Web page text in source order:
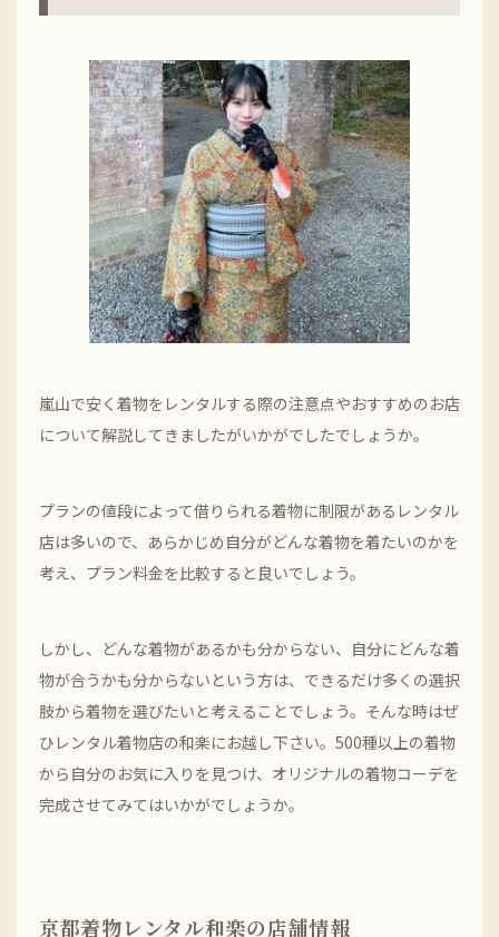
嵐山で安く着物をレンタルする際の注意点やおすすめのお店
について解説してきましたがいかがでしたでしょうか。
プランの値段によって借りられる着物に制限があるレンタル
店は多いので、あらかじめ自分がどんな着物を着たいのかを
考え、プラン料金を比較すると良いでしょう。
しかし、どんな着物があるかも分からない、自分にどんな着
物が合うかも分からないという方は、できるだけ多くの選択
肢から着物を選びたいと考えることでしょう。そんな時はぜ
ひレンタル着物店の和楽にお越し下さい。500種以上の着物
から自分のお気に入りを見つけ、オリジナルの着物コーデを
完成させてみてはいかがでしょうか。
京都着物レンタル和楽の店舗情報